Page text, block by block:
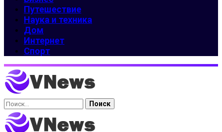
Путешествие
Наука и техника
Дом
Интернет
Спорт
Найти: